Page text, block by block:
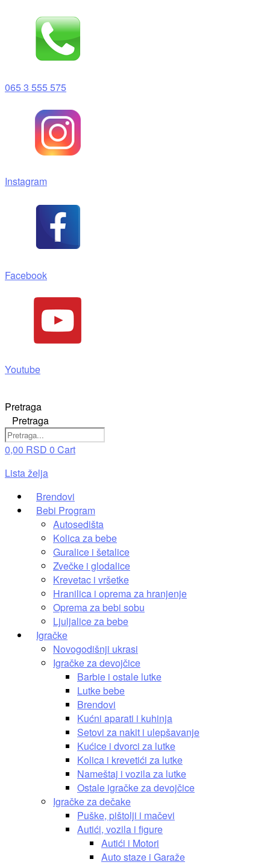
065 3 555 575
Instagram
Facebook
Youtube
Pretraga
Pretraga
0,00 RSD 0 Cart
Lista želja
Brendovi
Bebi Program
Autosedišta
Kolica za bebe
Guralice i šetalice
Zvečke i glodalice
Krevetac i vršetke
Hranilica i oprema za hranjenje
Oprema za bebi sobu
Ljuljalice za bebe
Igračke
Novogodišnji ukrasi
Igračke za devojčice
Barbie i ostale lutke
Lutke bebe
Brendovi
Kućni aparati i kuhinja
Setovi za nakit i ulepšavanje
Kućice i dvorci za lutke
Kolica i krevetići za lutke
Nameštaj i vozila za lutke
Ostale igračke za devojčice
Igračke za dečake
Puške, pištolji i mačevi
Autići, vozila i figure
Autići i Motori
Auto staze i Garaže